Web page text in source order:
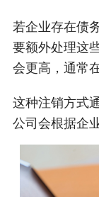
若企业存在债
要额外处理这
会更高，通常
这种注销方式
公司会根据企